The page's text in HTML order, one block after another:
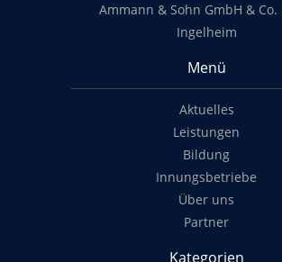
Ammann & Sohn GmbH & Co.
Ingelheim
Menü
Aktuelles
Leistungen
Bildung
Innungsbetriebe
Über uns
Partner
Kategorien